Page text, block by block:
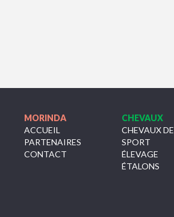
MORINDA
ACCUEIL
PARTENAIRES
CONTACT
CHEVAUX
CHEVAUX DE
SPORT
ÉLEVAGE
ÉTALONS